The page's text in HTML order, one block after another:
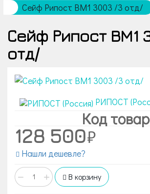
Сейф Рипост BM1 3003 /3 отд/
Сейф Рипост BM1
отд/
РИПОСТ
Код
128 500
Нашли дешевле?
− + В корзину